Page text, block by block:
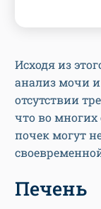
Исходя из
анализ мочи
отсутствии
что во
почек могут
Печень